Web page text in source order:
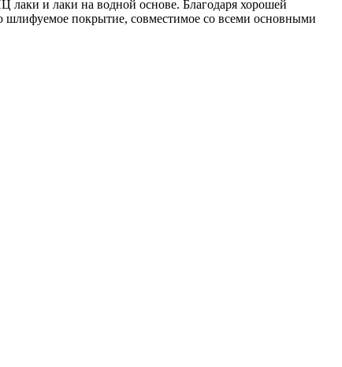
и лаки на водной основе. Благодаря хорошей
шлифуемое покрытие, совместимое со всеми основными